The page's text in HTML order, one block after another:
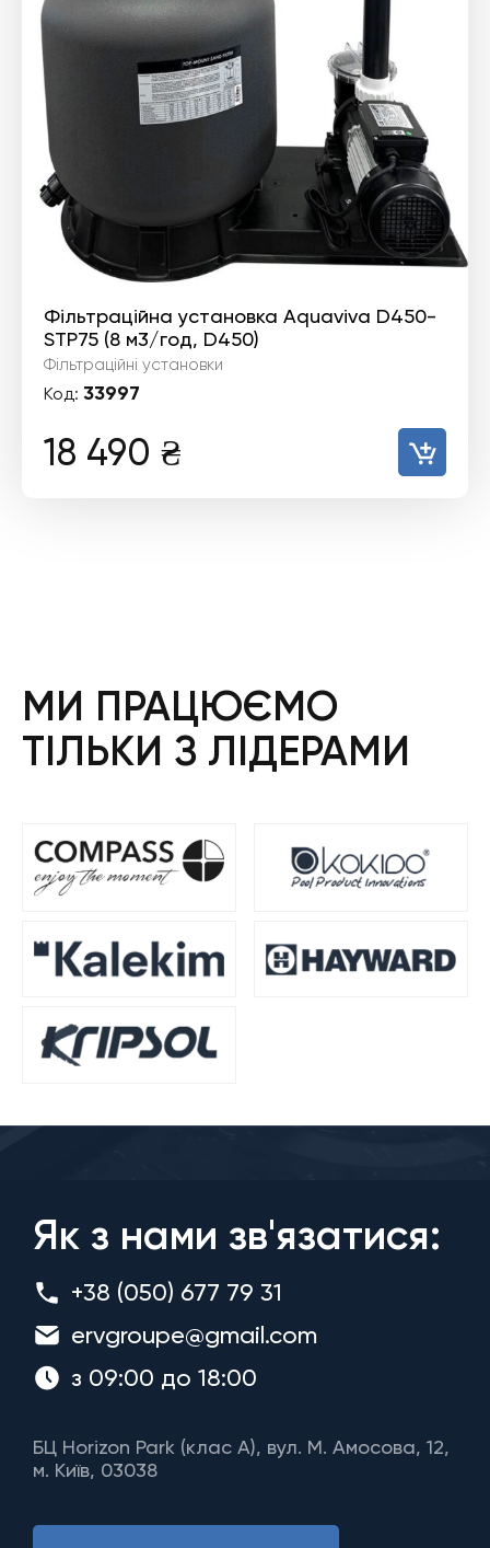
Фільтраційна установка Aquaviva D450-
STP75 (8 м3/год, D450)
Фільтраційні установки
Код: 33997
18 490 ₴
МИ ПРАЦЮЄМО
ТІЛЬКИ З ЛІДЕРАМИ
Як з нами зв'язатися:
+38 (050) 677 79 31
ervgroupe@gmail.com
з 09:00 до 18:00
БЦ Horizon Park (клас A), вул. М. Амосова, 12,
м. Київ, 03038